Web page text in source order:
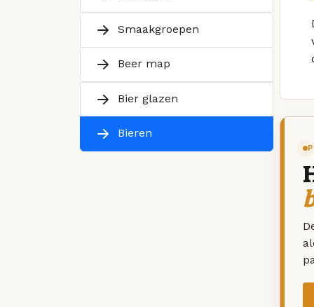
Smaakgroepen
Beer map
Bier glazen
Bieren